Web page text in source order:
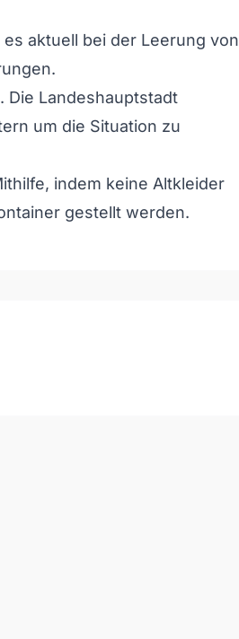
aktuell bei der Leerung von
Die Landeshauptstadt
um die Situation zu
indem keine Altkleider
gestellt werden.